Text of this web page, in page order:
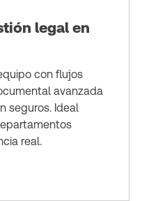
legal en
con flujos
avanzada
seguros. Ideal
real.